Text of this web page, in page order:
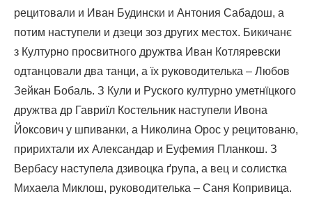
рецитовали и Иван Будински и Антония Сабадош, а
потим наступели и дзеци зоз других местох. Бикичанє
з Културно просвитного дружтва Иван Котляревски
одтанцовали два танци, а їх руководителька – Любов
Зейкан Бобаль. З Кули и Руского културно уметнїцкого
дружтва др Гавриїл Костельник наступели Ивона
Йоксович у шпиванки, а Николина Орос у рецитованю,
пририхтали их Александар и Еуфемия Планкош. З
Вербасу наступела дзивоцка ґрупа, а вец и солистка
Михаела Миклош, руководителька – Саня Копривица.